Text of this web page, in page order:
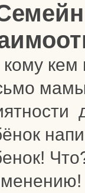
кому кем